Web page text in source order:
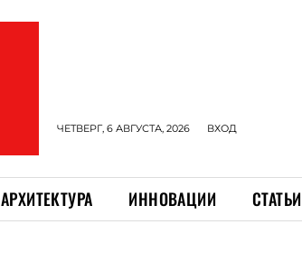
ЧЕТВЕРГ, 6 АВГУСТА, 2026 ВХОД
АРХИТЕКТУРА ИННОВАЦИИ СТАТЬИ